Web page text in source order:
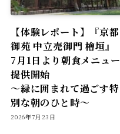
【体験レポート】『京都
御苑 中立売御門 檜垣』
7月1日より朝食メニュー
提供開始
〜緑に囲まれて過ごす特
別な朝のひと時〜
2026年7月23日